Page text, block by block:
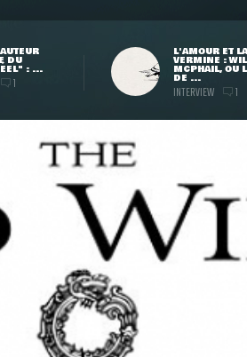
DU
: ...
1
L'AMOUR ET LA
VERMINE :
MCPHAIL, OU
DE ...
INTERVIEW 1